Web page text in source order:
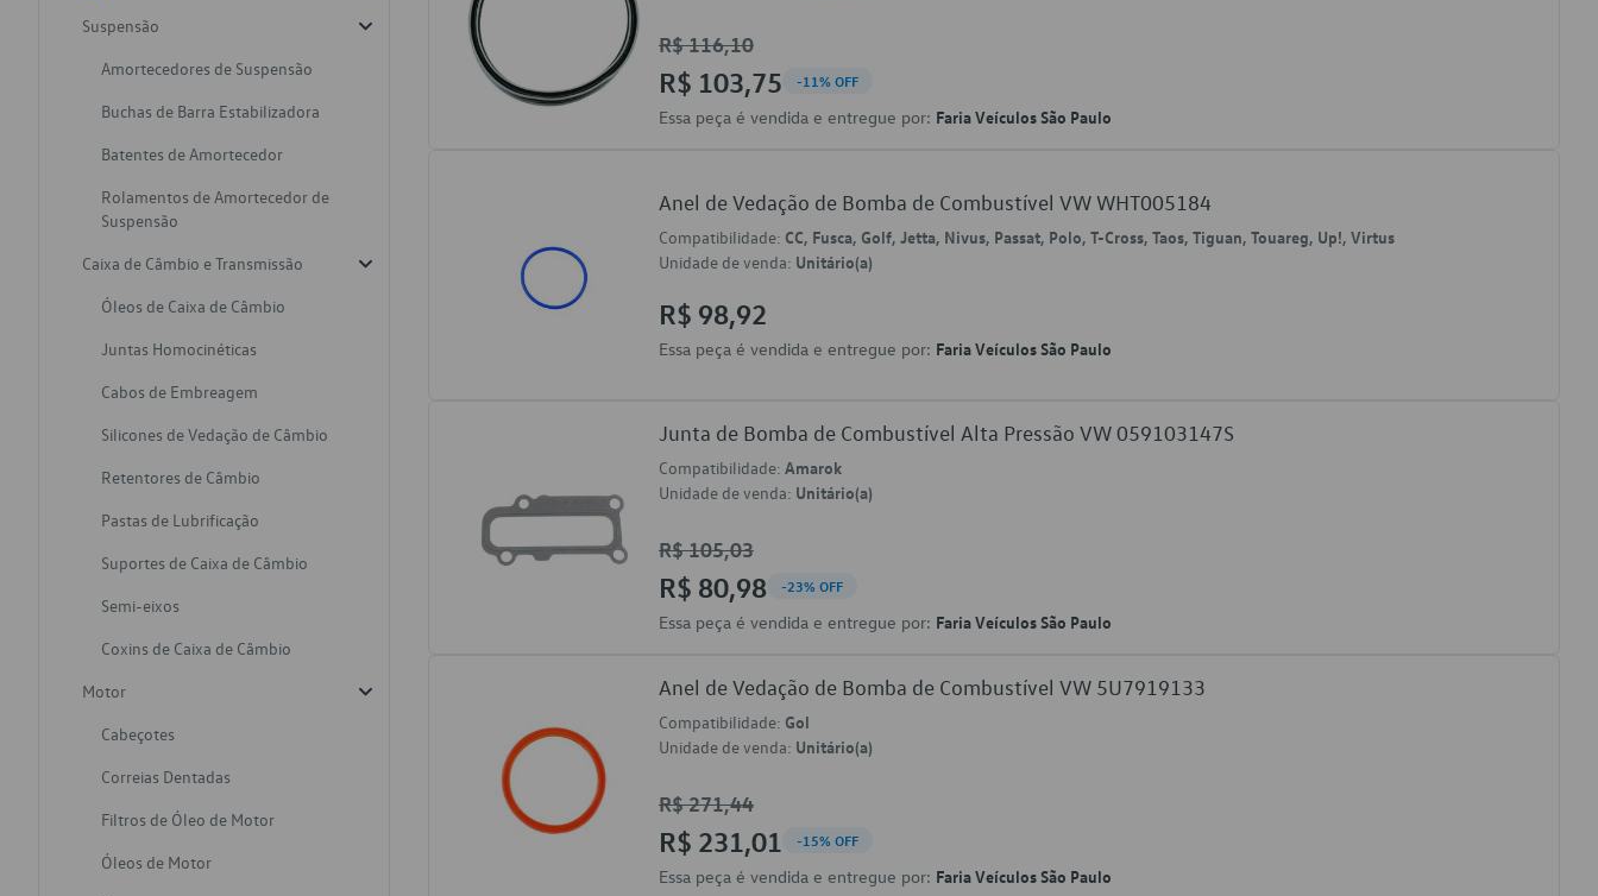
Suspensão
Amortecedores de Suspensão
Buchas de Barra Estabilizadora
Batentes de Amortecedor
Rolamentos de Amortecedor de
Suspensão
Caixa de Câmbio e Transmissão
Óleos de Caixa de Câmbio
Juntas Homocinéticas
Cabos de Embreagem
Silicones de Vedação de Câmbio
Retentores de Câmbio
Pastas de Lubrificação
Suportes de Caixa de Câmbio
Semi-eixos
Coxins de Caixa de Câmbio
Motor
Cabeçotes
Correias Dentadas
Filtros de Óleo de Motor
Óleos de Motor
R$ 116,10
R$ 103,75 -11% OFF
Essa peça é vendida e entregue por: Faria Veículos São Paulo
Anel de Vedação de Bomba de Combustível VW WHT005184
Compatibilidade: CC, Fusca, Golf, Jetta, Nivus, Passat, Polo, T-Cross, Taos, Tiguan, Touareg, Up!, Virtus
Unidade de venda: Unitário(a)
R$ 98,92
Essa peça é vendida e entregue por: Faria Veículos São Paulo
Junta de Bomba de Combustível Alta Pressão VW 059103147S
Compatibilidade: Amarok
Unidade de venda: Unitário(a)
R$ 105,03
R$ 80,98 -23% OFF
Essa peça é vendida e entregue por: Faria Veículos São Paulo
Anel de Vedação de Bomba de Combustível VW 5U7919133
Compatibilidade: Gol
Unidade de venda: Unitário(a)
R$ 271,44
R$ 231,01 -15% OFF
Essa peça é vendida e entregue por: Faria Veículos São Paulo